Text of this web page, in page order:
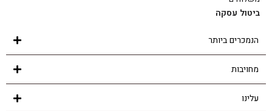
ביטול עסקה
הנמכרים ביותר
מחויבות
עלינו